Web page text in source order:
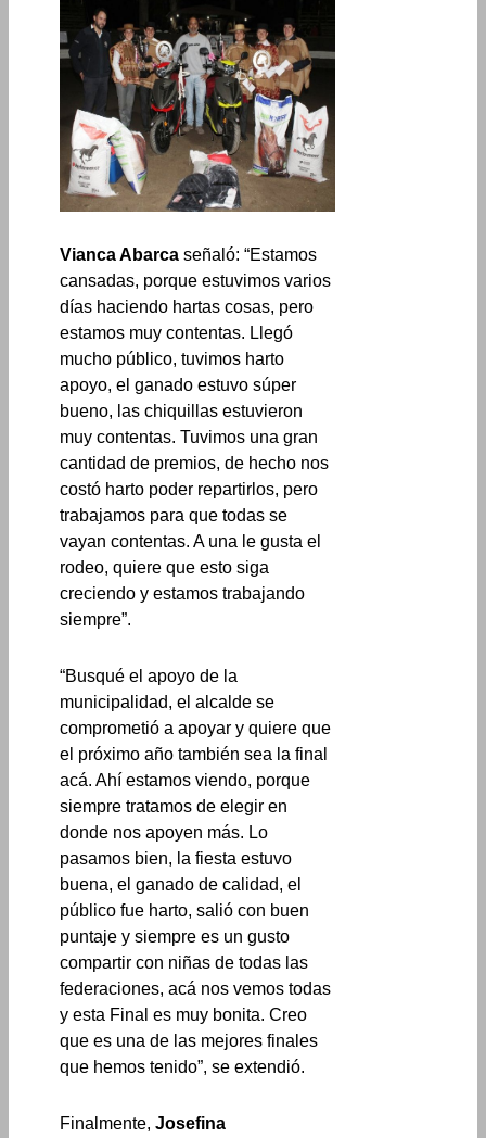
Vianca Abarca señaló: “Estamos
cansadas, porque estuvimos varios
días haciendo hartas cosas, pero
estamos muy contentas. Llegó
mucho público, tuvimos harto
apoyo, el ganado estuvo súper
bueno, las chiquillas estuvieron
muy contentas. Tuvimos una gran
cantidad de premios, de hecho nos
costó harto poder repartirlos, pero
trabajamos para que todas se
vayan contentas. A una le gusta el
rodeo, quiere que esto siga
creciendo y estamos trabajando
siempre”.
“Busqué el apoyo de la
municipalidad, el alcalde se
comprometió a apoyar y quiere que
el próximo año también sea la final
acá. Ahí estamos viendo, porque
siempre tratamos de elegir en
donde nos apoyen más. Lo
pasamos bien, la fiesta estuvo
buena, el ganado de calidad, el
público fue harto, salió con buen
puntaje y siempre es un gusto
compartir con niñas de todas las
federaciones, acá nos vemos todas
y esta Final es muy bonita. Creo
que es una de las mejores finales
que hemos tenido”, se extendió.
Finalmente,Josefina